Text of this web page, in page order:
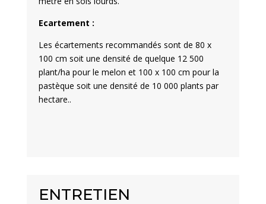
Ecartement :
Les écartements recommandés sont de 80 x
100 cm soit une densité de quelque 12 500
plant/ha pour le melon et 100 x 100 cm pour la
pastèque soit une densité de 10 000 plants par
hectare..
ENTRETIEN